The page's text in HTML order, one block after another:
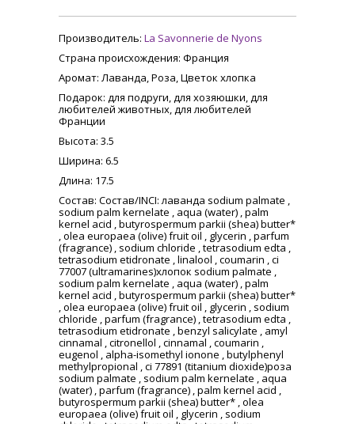
Производитель: La Savonnerie de Nyons
Страна происхождения: Франция
Аромат: Лаванда, Роза, Цветок хлопка
Подарок: для подруги, для хозяюшки, для
любителей животных, для любителей
Франции
Высота: 3.5
Ширина: 6.5
Длина: 17.5
Состав: Состав/INCI: лаванда sodium palmate ,
sodium palm kernelate , aqua (water) , palm
kernel acid , butyrospermum parkii (shea) butter*
, olea europaea (olive) fruit oil , glycerin , parfum
(fragrance) , sodium chloride , tetrasodium edta ,
tetrasodium etidronate , linalool , coumarin , ci
77007 (ultramarines)хлопок sodium palmate ,
sodium palm kernelate , aqua (water) , palm
kernel acid , butyrospermum parkii (shea) butter*
, olea europaea (olive) fruit oil , glycerin , sodium
chloride , parfum (fragrance) , tetrasodium edta ,
tetrasodium etidronate , benzyl salicylate , amyl
cinnamal , citronellol , cinnamal , coumarin ,
eugenol , alpha-isomethyl ionone , butylphenyl
methylpropional , ci 77891 (titanium dioxide)роза
sodium palmate , sodium palm kernelate , aqua
(water) , parfum (fragrance) , palm kernel acid ,
butyrospermum parkii (shea) butter* , olea
europaea (olive) fruit oil , glycerin , sodium